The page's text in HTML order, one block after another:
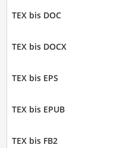
TEX bis DOC
TEX bis DOCX
TEX bis EPS
TEX bis EPUB
TEX bis FB2